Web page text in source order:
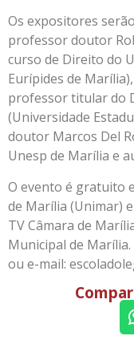
Os expositores
professor doutor
curso de Direito do
Eurípides de
professor titular do
(Universidade
doutor Marcos Del
Unesp de Marília e
O evento é gratuito
de Marília (Unimar)
TV Câmara de
Municipal de
ou e-mail: